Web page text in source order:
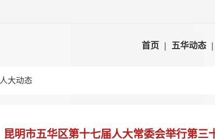
首页 | 五华动态 |
人大动态
昆明市五华区第十七届人大常委会举行第三